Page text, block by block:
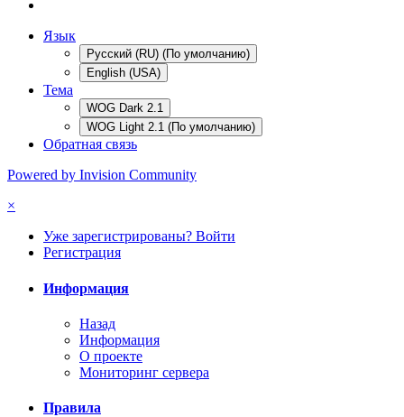
Язык
Русский (RU) (По умолчанию)
English (USA)
Тема
WOG Dark 2.1
WOG Light 2.1 (По умолчанию)
Обратная связь
Powered by Invision Community
×
Уже зарегистрированы? Войти
Регистрация
Информация
Назад
Информация
О проекте
Мониторинг сервера
Правила